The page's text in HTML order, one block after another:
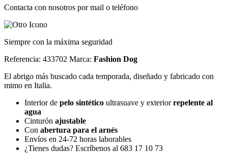
Contacta con nosotros por mail o teléfono
Siempre con la máxima seguridad
Referencia: 433702 Marca: Fashion Dog
El abrigo más buscado cada temporada, diseñado y fabricado con
mimo en Italia.
Interior de pelo sintético ultrasuave y exteriorrepelente al
agua
Cinturón ajustable
Con abertura para el arnés
Envíos en 24-72 horas laborables
¿Tienes dudas? Escríbenos al 683 17 10 73